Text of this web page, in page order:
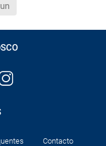
Contacto